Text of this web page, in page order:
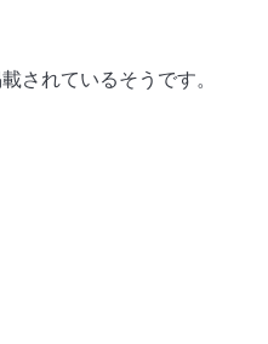
されているそうです。